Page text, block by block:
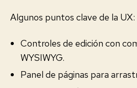
Algunos puntos clave de la UX:
Controles de edición con
WYSIWYG.
Panel de páginas para